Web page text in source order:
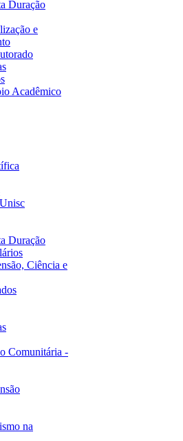
Duração
e
Acadêmico
Duração
Ciência e
Comunitária -
na